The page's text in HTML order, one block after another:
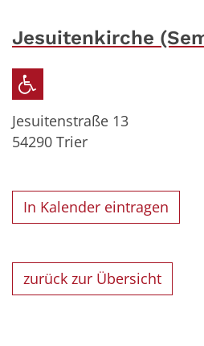
Jesuitenkirche
Jesuitenstraße 13
54290 Trier
In Kalender eintragen
zurück zur Übersicht